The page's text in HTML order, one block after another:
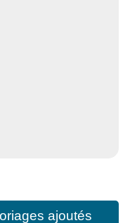
ajoutés